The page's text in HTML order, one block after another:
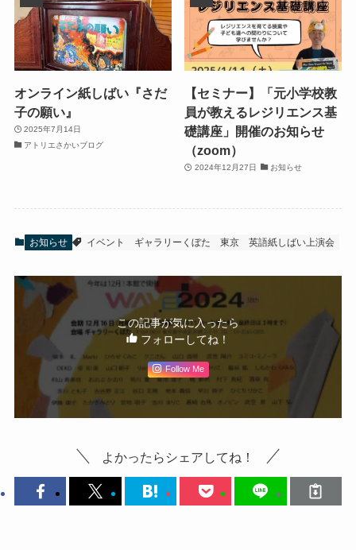
オンライン紙しばい『さだ
子の願い』
2025年7月14日
アトリエさかいブログ
【セミナー】「元小学校教
員が教えるレジリエンス基
礎講座」開催のお知らせ
（zoom）
2024年12月27日 お知らせ
お知らせ イベント ギャラリーくぼた 東京 英語紙しばい上演会
この記事が気に入ったら
フォローしてね！
Follow Me
よかったらシェアしてね！